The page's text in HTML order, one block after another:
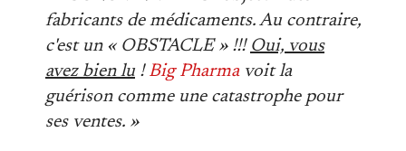
fabricants de médicaments. Au contraire,
c'est un « OBSTACLE » !!! Oui, vous
avez bien lu! Big Pharmavoit la
guérison comme une catastrophe pour
ses ventes. »